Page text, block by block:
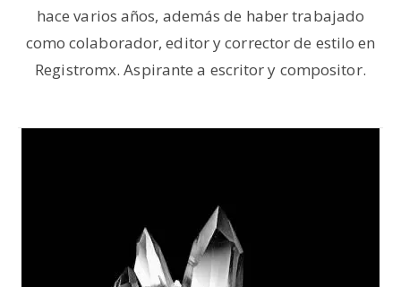
hace varios años, además de haber trabajado
como colaborador, editor y corrector de estilo en
Registromx. Aspirante a escritor y compositor.